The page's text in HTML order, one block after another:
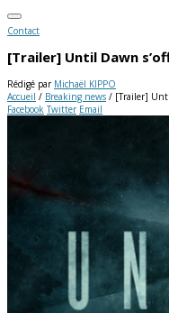
Contact
[Trailer] Until Dawn
Rédigé par Michaël KIPPO
Accueil / Breaking news / [Trailer]
Facebook Twitter Email